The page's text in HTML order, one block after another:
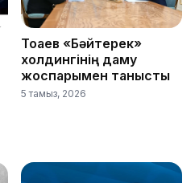
Тоқаев «Бәйтерек»
холдингінің даму
жоспарымен танысты
5 тамыз, 2026